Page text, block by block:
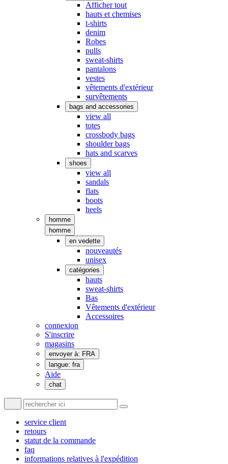
Afficher tout
hauts et chemises
t-shirts
denim
Robes
pulls
sweat-shirts
pantalons
vestes
vêtements d'extérieur
survêtements
bags and accessories
view all
totes
crossbody bags
shoulder bags
hats and scarves
shoes
view all
sandals
flats
boots
heels
homme
homme
en vedette
nouveautés
unisex
catégories
hauts
sweat-shirts
Bas
Vêtements d'extérieur
Accessoires
connexion
S'inscrire
magasins
envoyer à: FRA
langue: fra
Aide
chat
service client
retours
statut de la commande
faq
informations relatives à l'expédition